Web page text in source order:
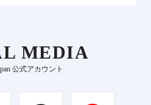
MEDIA
公式アカウント